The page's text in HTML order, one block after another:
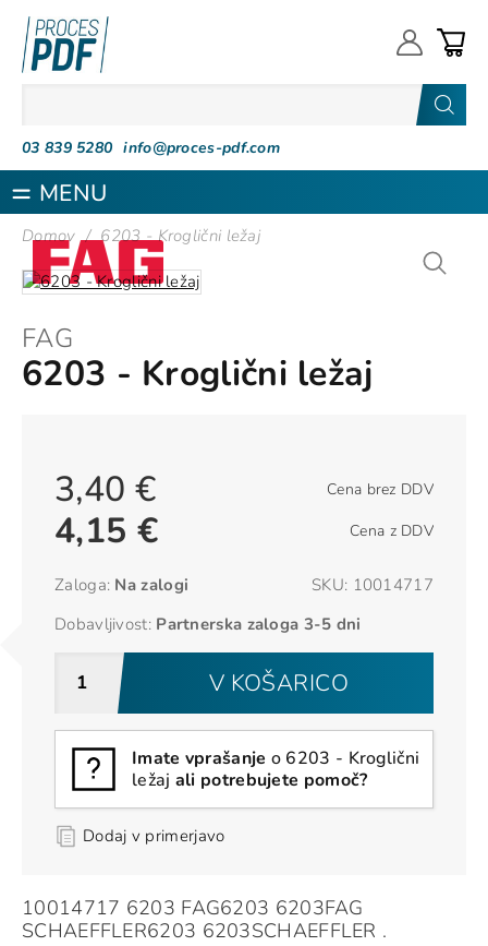
03 839 5280 info@proces-pdf.com
MENU
Domov / 6203 - Kroglični ležaj
FAG
6203 - Kroglični ležaj
Cena brez DDV
3,40 €
Cena z DDV
4,15 €
SKU: 10014717
Zaloga: Na zalogi
Dobavljivost: Partnerska zaloga 3-5 dni
V KOŠARICO
Imate vprašanje o 6203 - Kroglični
ležaj ali potrebujete pomoč?
Dodaj v primerjavo
10014717 6203 FAG6203 6203FAG
SCHAEFFLER6203 6203SCHAEFFLER .